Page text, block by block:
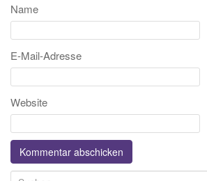
Name
E-Mail-Adresse
Website